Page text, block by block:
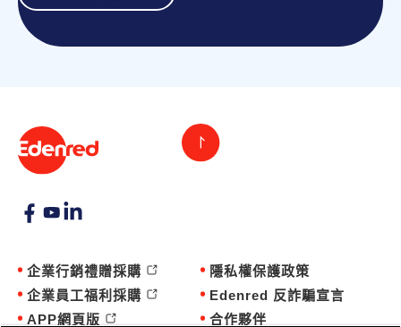
企業行銷禮贈採購
企業員工福利採購
APP網頁版
隱私權保護政策
Edenred 反詐騙宣言
合作夥伴